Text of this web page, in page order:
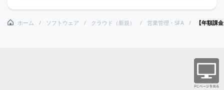
ホーム ソフトウェア クラウド（新規） 営業管理・SFA 【年額課